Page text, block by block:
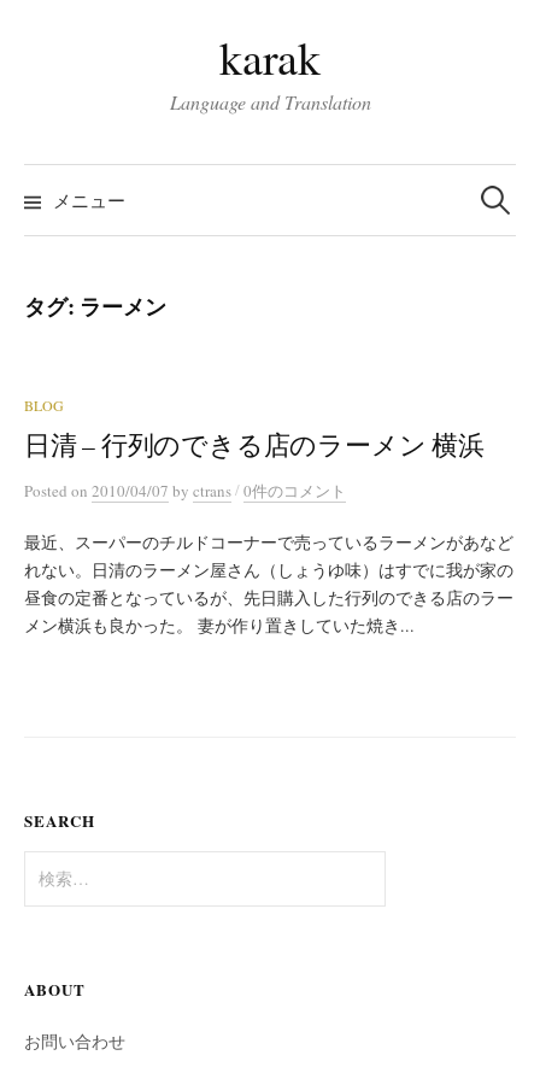
ス
キ
プ
karak
Language and Translation
メニュー
検
索:
タグ: ラーメン
BLOG
日清 – 行列のできる店のラーメン 横浜
Posted on 2010/04/07 by ctrans/0件のコメント
最近、スーパーのチルドコーナーで売っているラーメンがあなど
れない。日清のラーメン屋さん（しょうゆ味）はすでに我が家の
昼食の定番となっているが、先日購入した行列のできる店のラー
メン横浜も良かった。 妻が作り置きしていた焼き...
SEARCH
索:
ABOUT
お問い合わせ